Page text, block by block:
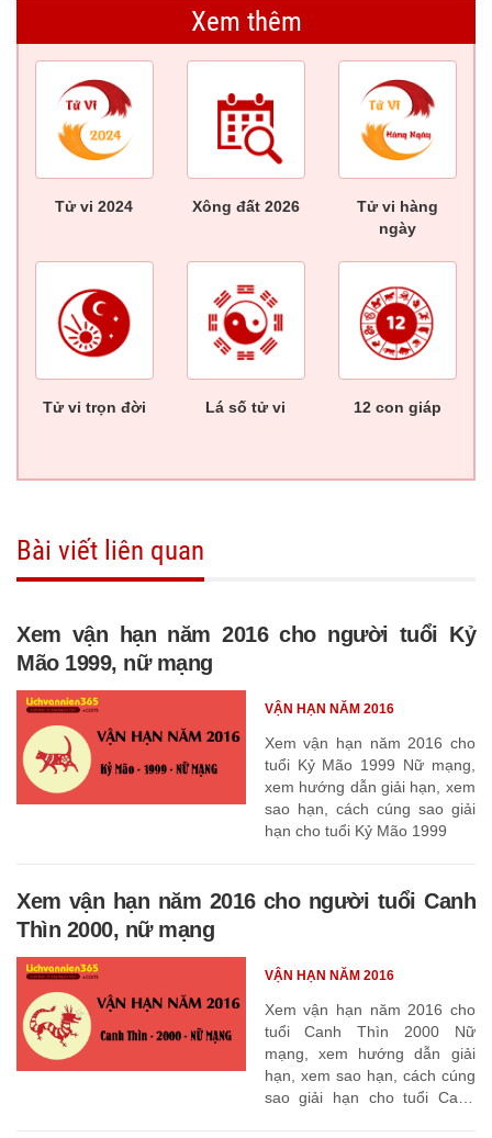
Xem thêm
Tử vi 2024 Xông đất 2026
Tử vi hàng
ngày
Tử vi trọn đời Lá số tử vi 12 con giáp
Bài viết liên quan
Xem vận hạn năm 2016 cho người tuổi Kỷ
Mão 1999, nữ mạng
Xem vận hạn năm 2016 cho
tuổi Kỷ Mão 1999 Nữ mạng,
xem hướng dẫn giải hạn, xem
sao hạn, cách cúng sao giải
hạn cho tuổi Kỷ Mão 1999
VẬN HẠN NĂM 2016
Xem vận hạn năm 2016 cho người tuổi Canh
Thìn 2000, nữ mạng
Xem vận hạn năm 2016 cho
tuổi Canh Thìn 2000 Nữ
mạng, xem hướng dẫn giải
hạn, xem sao hạn, cách cúng
sao giải hạn cho tuổi Canh
VẬN HẠN NĂM 2016